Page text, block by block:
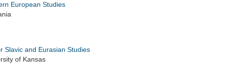
European Studies
Slavic and Eurasian Studies
of Kansas